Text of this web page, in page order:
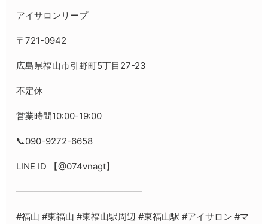
アイサロンリープ
〒721-0942
広島県福山市引野町5丁目27-23
不定休
営業時間10:00-19:00
📞090-9272-6658
LINE ID 【@074vnagt】
——————————————
#福山 #東福山 #東福山駅周辺 #東福山駅 #アイサロン #マ